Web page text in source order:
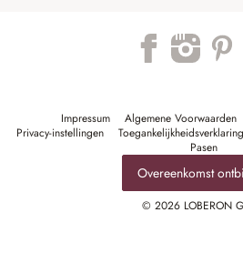
Impressum Algemene Voorwaarden
Privacy-instellingen
Toegankelijkheidsverklaring
Pasen
Overeenkomst
© 2026 LOBERON